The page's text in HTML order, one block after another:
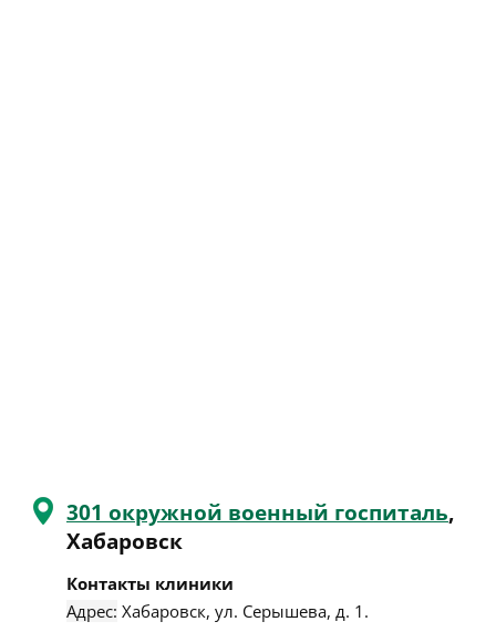
301 окружной военный госпиталь,
Хабаровск
Контакты клиники
Адрес: Хабаровск, ул. Серышева, д. 1 .